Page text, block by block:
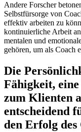
Andere Forscher
Selbstfürsorge von
effektiv arbeiten zu
kontinuierliche Arbeit
mentalen und
gehören, um als Coach
Die
Fähigkeit,
zum Klienten
entscheidend
den Erfolg des